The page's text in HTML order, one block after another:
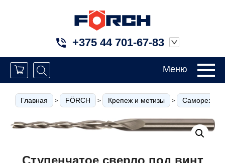
+375 44 701-67-83
Меню
Главная > FÖRCH > Крепеж и метизы > Саморезы